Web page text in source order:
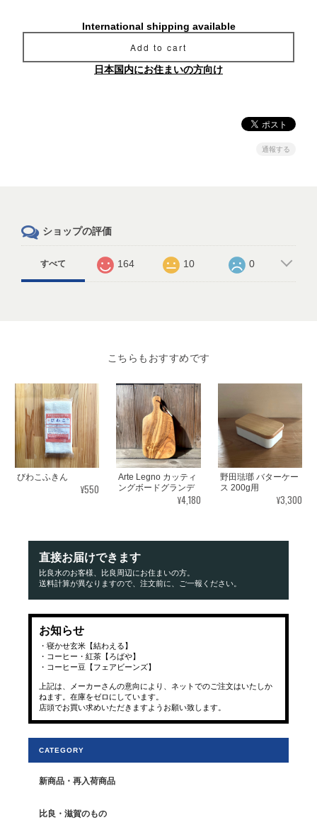
International shipping available
Add to cart
日本国内にお住まいの方向け
通報する
ショップの評価
すべて 164 10 0
こちらもおすすめです
びわこふきん
¥550
Arte Legno カッティ
ングボードグランデ
¥4,180
野田琺瑯 バターケー
ス 200g用
¥3,300
直接お届けできます
比良水のお客様、比良周辺にお住まいの方。
送料計算が異なりますので、注文前に、ご一報ください。
お知らせ
・寝かせ玄米【結わえる】
・コーヒー・紅茶【ろばや】
・コーヒー豆【フェアビーンズ】
上記は、メーカーさんの意向により、ネットでのご注文はいたしか
ねます。在庫をゼロにしています。
店頭でお買い求めいただきますようお願い致します。
CATEGORY
新商品・再入荷商品
比良・滋賀のもの